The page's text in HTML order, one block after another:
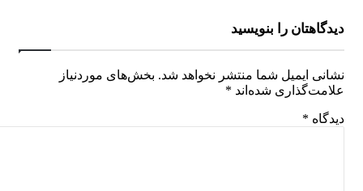
دیدگاهتان را بنویسید
نشانی ایمیل شما منتشر نخواهد شد. بخش‌های موردنیاز
علامت‌گذاری شده‌اند *
دیدگاه *